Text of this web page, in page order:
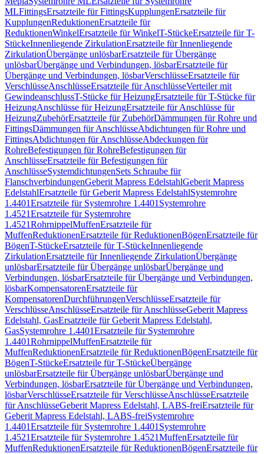
MLFittingsErsatzteile für FittingsKupplungenErsatzteile für
KupplungenReduktionenErsatzteile für
ReduktionenWinkelErsatzteile für WinkelT-StückeErsatzteile für T-
StückeInnenliegende ZirkulationErsatzteile für Innenliegende
ZirkulationÜbergänge unlösbarErsatzteile für Übergänge
unlösbarÜbergänge und Verbindungen, lösbarErsatzteile für
Übergänge und Verbindungen, lösbarVerschlüsseErsatzteile für
VerschlüsseAnschlüsseErsatzteile für AnschlüsseVerteiler mit
GewindeanschlussT-Stücke für HeizungErsatzteile für T-Stücke für
HeizungAnschlüsse für HeizungErsatzteile für Anschlüsse für
HeizungZubehörErsatzteile für ZubehörDämmungen für Rohre und
FittingsDämmungen für AnschlüsseAbdichtungen für Rohre und
FittingsAbdichtungen für AnschlüsseAbdeckungen für
RohreBefestigungen für RohreBefestigungen für
AnschlüsseErsatzteile für Befestigungen für
AnschlüsseSystemdichtungenSets Schraube für
FlanschverbindungenGeberit Mapress EdelstahlGeberit Mapress
EdelstahlErsatzteile für Geberit Mapress EdelstahlSystemrohre
1.4401Ersatzteile für Systemrohre 1.4401 Systemrohre
1.4521Ersatzteile für Systemrohre
1.4521RohrnippelMuffenErsatzteile für
MuffenReduktionenErsatzteile für ReduktionenBögenErsatzteile für
BögenT-StückeErsatzteile für T-StückeInnenliegende
ZirkulationErsatzteile für Innenliegende ZirkulationÜbergänge
unlösbarErsatzteile für Übergänge unlösbarÜbergänge und
Verbindungen, lösbarErsatzteile für Übergänge und Verbindungen,
lösbarKompensatorenErsatzteile für
KompensatorenDurchführungenVerschlüsseErsatzteile für
VerschlüsseAnschlüsseErsatzteile für AnschlüsseGeberit Mapress
Edelstahl, GasErsatzteile für Geberit Mapress Edelstahl,
GasSystemrohre 1.4401Ersatzteile für Systemrohre
1.4401RohrnippelMuffenErsatzteile für
MuffenReduktionenErsatzteile für ReduktionenBögenErsatzteile für
BögenT-StückeErsatzteile für T-StückeÜbergänge
unlösbarErsatzteile für Übergänge unlösbarÜbergänge und
Verbindungen, lösbarErsatzteile für Übergänge und Verbindungen,
lösbarVerschlüsseErsatzteile für VerschlüsseAnschlüsseErsatzteile
für AnschlüsseGeberit Mapress Edelstahl, LABS-freiErsatzteile für
Geberit Mapress Edelstahl, LABS-freiSystemrohre
1.4401Ersatzteile für Systemrohre 1.4401 Systemrohre
1.4521Ersatzteile für Systemrohre 1.4521MuffenErsatzteile für
MuffenReduktionenErsatzteile für ReduktionenBögenErsatzteile für